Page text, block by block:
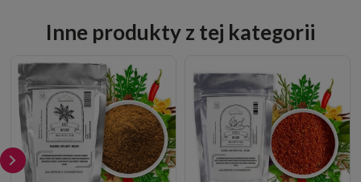
Inne produkty z tej kategorii